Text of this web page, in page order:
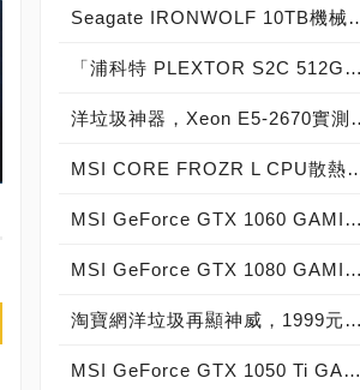
Seagate IRONWOLF 10TB機械硬碟實
「浦科特 PLEXTOR S2C 512GB SSD」實測開箱，超值型固態硬碟中的優質好貨！
洋垃圾神器，
MSI CORE FROZR L CPU散熱器實測
MSI GeForce GTX 1060 GAMING X 6G實測開箱，玩家級電競顯示卡中的神兵利器！
MSI GeForce GTX 1080 GAMING X 8G實測開箱，史上最強大Pascal自製顯示卡全面來襲！
淘寶網洋垃圾再顯神威，1999元買到8核心16執行緒Xeon E5-2670神器級處理器！
MSI GeForce GTX 1050 Ti GAMING X 4G實測開箱，中階電競顯示卡中的玩家精品！